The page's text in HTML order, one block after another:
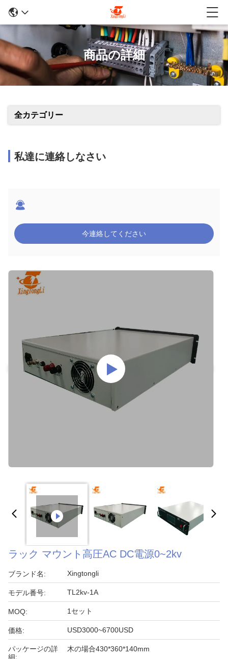
商品の詳細
全カテゴリー
私達に連絡しなさい
今連絡してください
ラック マウント高圧AC DC電源0~2kv
ブランド名: Xingtongli
モデル番号: TL2kv-1A
MOQ: 1セット
価格: USD3000~6700USD
パッケージの詳
細:
木の場合430*360*140mm